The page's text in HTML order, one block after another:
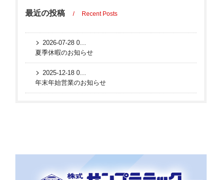
最近の投稿 Recent Posts
2026-07-28 00:23:37 UTC
夏季休暇のお知らせ
2025-12-18 02:52:52 UTC
年末年始営業のお知らせ